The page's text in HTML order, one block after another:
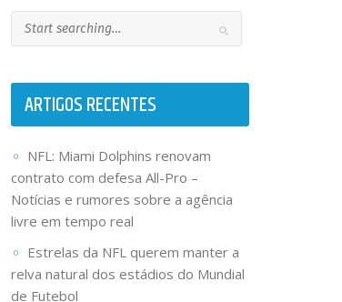
ARTIGOS RECENTES
NFL: Miami Dolphins renovam
contrato com defesa All-Pro –
Notícias e rumores sobre a agência
livre em tempo real
Estrelas da NFL querem manter a
relva natural dos estádios do Mundial
de Futebol